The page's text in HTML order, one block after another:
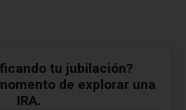
tu jubilación?
de explorar una
IRA.